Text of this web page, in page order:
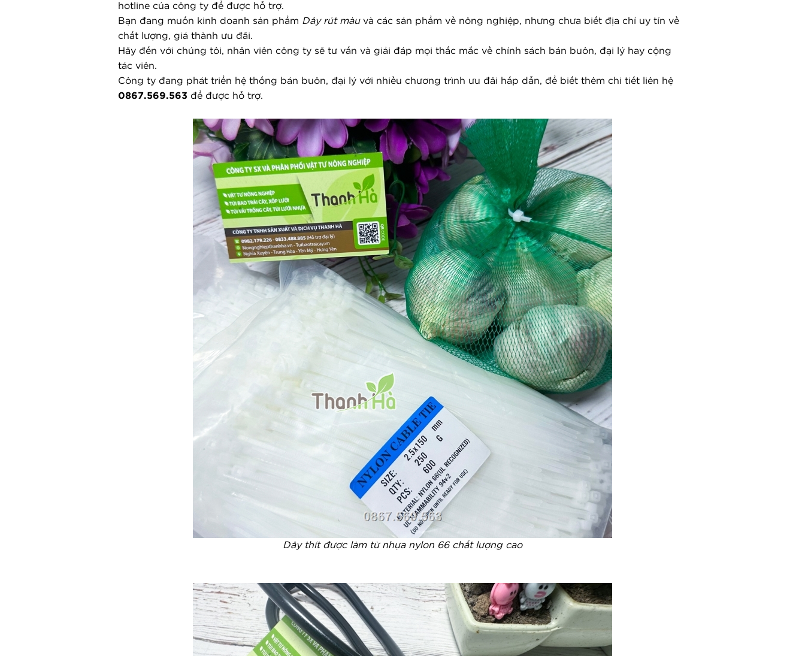
hotline của công ty để được hỗ trợ.
Bạn đang muốn kinh doanh sản phẩm Dây rút màu và các sản phẩm về nông nghiệp, nhưng chưa biết địa chỉ uy tín về
chất lượng, giá thành ưu đãi.
Hãy đến với chúng tôi, nhân viên công ty sẽ tư vấn và giải đáp mọi thắc mắc về chính sách bán buôn, đại lý hay cộng
tác viên.
0867.569.563 để được hỗ trợ.
Dây thít được làm từ nhựa nylon 66 chất lượng cao